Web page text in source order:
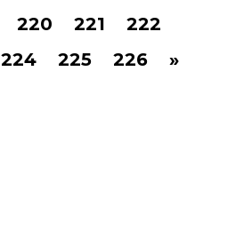
220 221
222
224 225 226 »